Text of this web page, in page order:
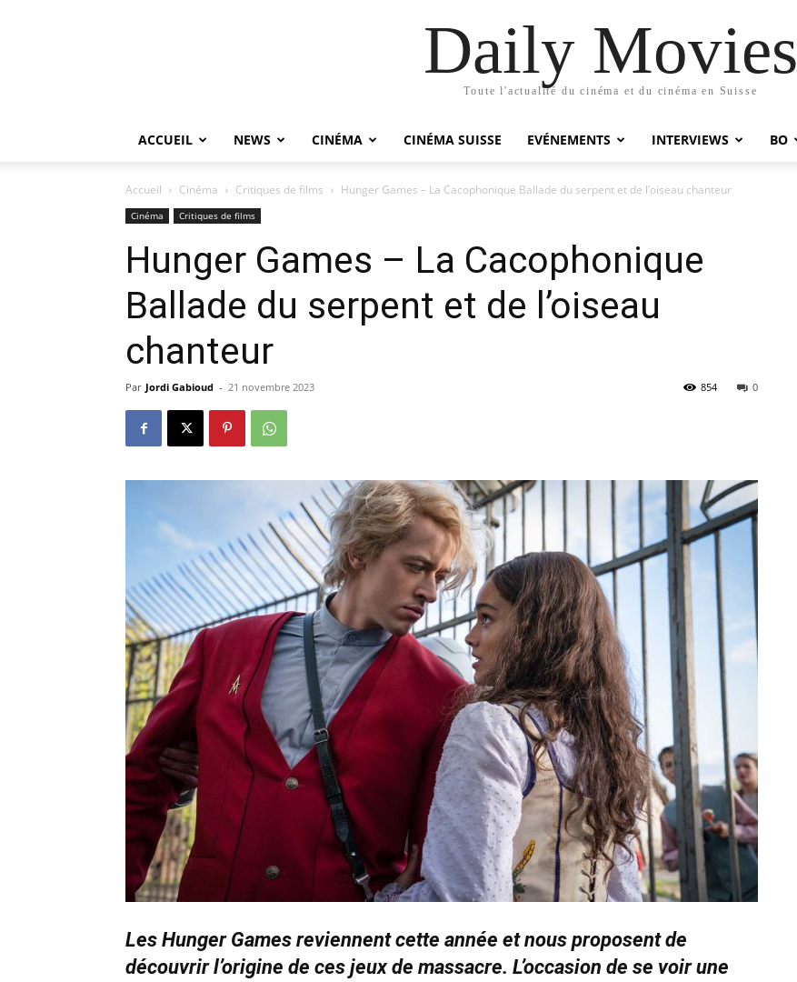
Daily Movies
Toute l'actualité du cinéma et du cinéma en Suisse
ACCUEIL NEWS CINÉMA CINÉMA SUISSE EVÉNEMENTS INTERVIEWS BO
Accueil Cinéma Critiques de films Hunger Games – La Cacophonique Ballade du serpent et de l’oiseau chanteur
Cinéma Critiques de films
Hunger Games – La Cacophonique
Ballade du serpent et de l’oiseau
chanteur
Par Jordi Gabioud - 21 novembre 2023 0
854
Les Hunger Games reviennent cette année et nous proposent de
découvrir l’origine de ces jeux de massacre. L’occasion de se voir une